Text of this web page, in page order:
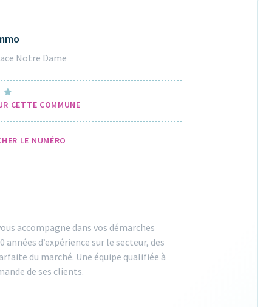
Notre Dame
CETTE COMMUNE
LE NUMÉRO
accompagne dans vos démarches
d’expérience sur le secteur, des
du marché. Une équipe qualifiée à
de ses clients.